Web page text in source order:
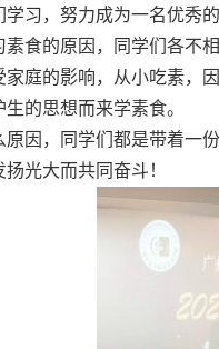
习，努力成为一名优秀的
素食的原因，同学们各不
家庭的影响，从小吃素，
的思想而来学素食。
原因，同学们都是带着一
光大而共同奋斗！